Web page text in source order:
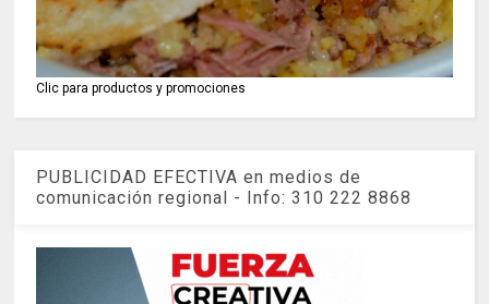
Clic para productos y promociones
PUBLICIDAD EFECTIVA en medios de
comunicación regional - Info: 310 222 8868